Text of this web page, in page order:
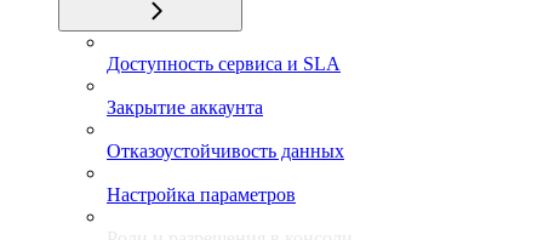
Доступность сервиса и SLA
Закрытие аккаунта
Отказоустойчивость данных
Настройка параметров